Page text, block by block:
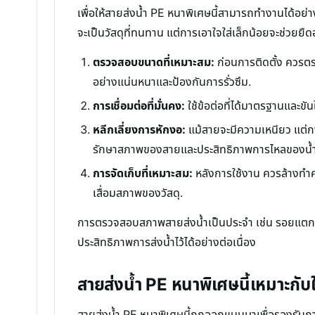
เพื่อให้สายส่งน้ำ PE หนาพิเศษนี้สามารถทำงานได้อ
จะเป็นวัสดุที่ทนทาน แต่การเอาใจใส่เล็กน้อยจะช่วย
ตรวจสอบขนาดที่เหมาะสม: ก่อนการติดตั้ง ควรต
อย่างแน่นหนาและป้องกันการรั่วซึม.
การเชื่อมต่อที่มั่นคง: ใช้ข้อต่อที่ได้มาตรฐานและขั
หลีกเลี่ยงการหักงอ: แม้สายจะมีความเหนียว แต่
รักษาสภาพของสายและประสิทธิภาพการไหลของน้
การจัดเก็บที่เหมาะสม: หลังการใช้งาน ควรล้างท
เสื่อมสภาพของวัสดุ.
การตรวจสอบสภาพสายส่งน้ำเป็นประจำ เช่น รอยแ
ประสิทธิภาพการส่งน้ำไว้ได้อย่างต่อเนื่อง
สายส่งน้ำ PE หนาพิเศษนี้เหมาะกับ